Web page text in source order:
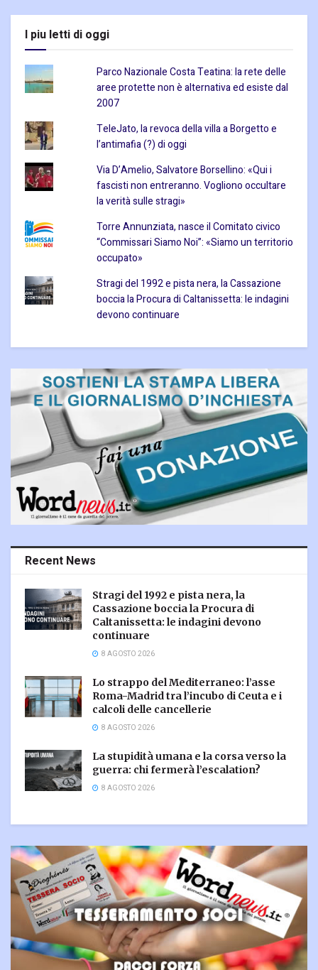
I piu letti di oggi
Parco Nazionale Costa Teatina: la rete delle
aree protette non è alternativa ed esiste dal
2007
TeleJato, la revoca della villa a Borgetto e
l’antimafia (?) di oggi
Via D’Amelio, Salvatore Borsellino: «Qui i
fascisti non entreranno. Vogliono occultare
la verità sulle stragi»
Torre Annunziata, nasce il Comitato civico
“Commissari Siamo Noi”: «Siamo un territorio
occupato»
Stragi del 1992 e pista nera, la Cassazione
boccia la Procura di Caltanissetta: le indagini
devono continuare
Recent News
Stragi del 1992 e pista nera, la
Cassazione boccia la Procura di
Caltanissetta: le indagini devono
continuare
8 AGOSTO 2026
Lo strappo del Mediterraneo: l’asse
Roma-Madrid tra l’incubo di Ceuta e i
calcoli delle cancellerie
8 AGOSTO 2026
La stupidità umana e la corsa verso la
guerra: chi fermerà l’escalation?
8 AGOSTO 2026